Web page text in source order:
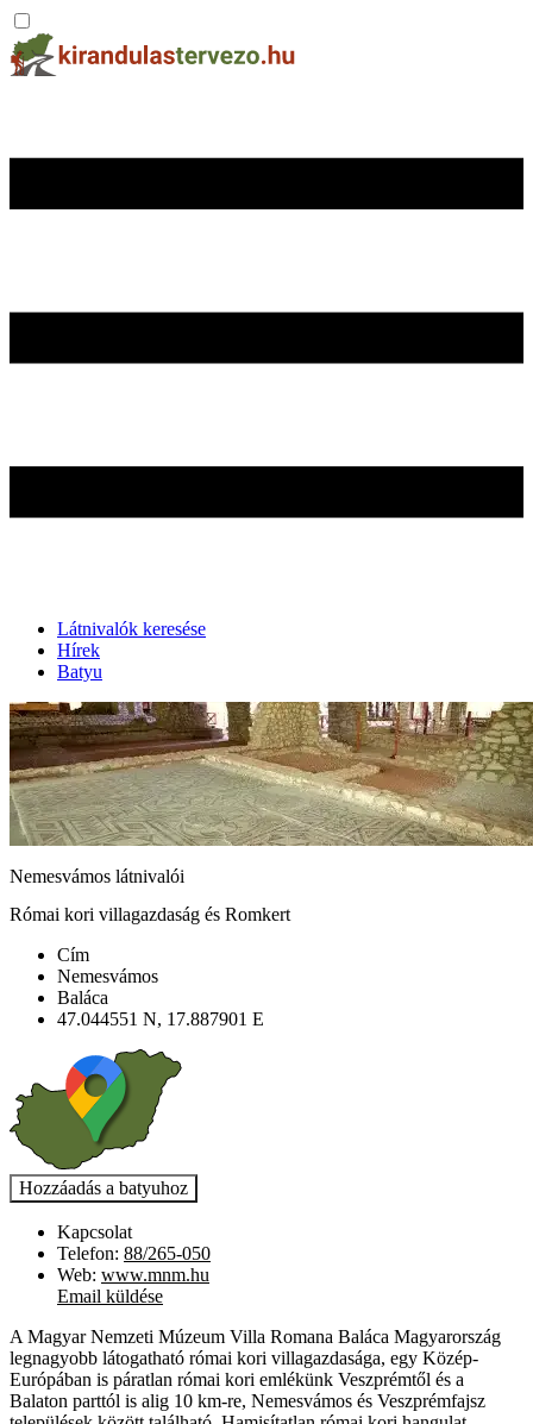
Látnivalók keresése
Hírek
Batyu
Nemesvámos látnivalói
Római kori villagazdaság és Romkert
Cím
Nemesvámos
Baláca
47.044551 N, 17.887901 E
Kapcsolat
Telefon: 88/265-050
Web: www.mnm.hu
Email küldése
A Magyar Nemzeti Múzeum Villa Romana Baláca Magyarország
legnagyobb látogatható római kori villagazdasága, egy Közép-
Európában is páratlan római kori emlékünk Veszprémtől és a
Balaton parttól is alig 10 km-re, Nemesvámos és Veszprémfajsz